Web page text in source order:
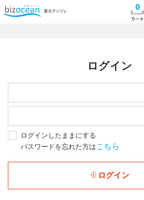
0
カート
ログイン
ログインしたままにする
パスワードを忘れた方はこちら
ログイン